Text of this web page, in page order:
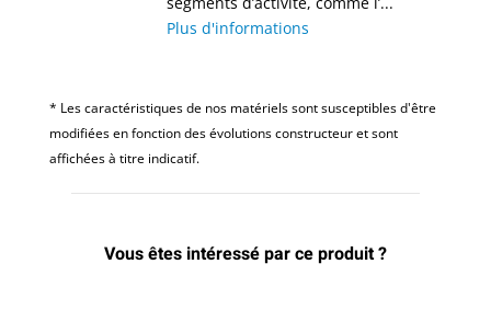
Plus d'informations
* Les caractéristiques de nos matériels sont susceptibles d'être
modifiées en fonction des évolutions constructeur et sont
affichées à titre indicatif.
Vous êtes intéressé par ce produit ?